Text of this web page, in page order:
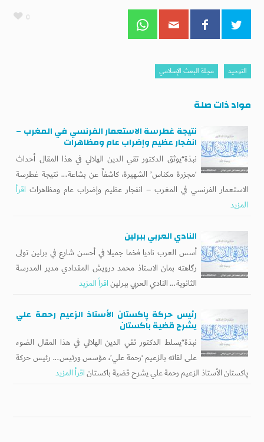
0
التوحيد مجلة البعث الإسلامي
مواد ذات صلة
نتيجة غطرسة الاستعمار الفرنسي في المغرب –
انفجار عظيم وإضراب عام ومظاهرات
نبذة“يوثق الدكتور تقي الدين الهلالي في هذا المقال أحداث
‘مجزرة مكناس’ الشهيرة، كاشفاً عن بشاعة... نتيجة غطرسة
الاستعمار الفرنسي في المغرب – انفجار عظيم وإضراب عام ومظاهرات اقرأ
المزيد
النادي العربي ببرلين
أسس العرب ناديا فخما جميلا في أحسن شارع في برلين تولى
رگاهته بمان الاستاذ محمد درويش المقدادي مدير المدرسة
الثانوية... النادي العربي ببرليناقرأ المزيد
رئيس حركة پاكستان الأستاذ الزعيم رحمة علي
يشرح قضية باكستان
نبذة“يسلط الدكتور تقي الدين الهلالي في هذا المقال الضوء
على لقائه بالزعيم ‘رحمة علي’، مؤسس ورئيس... رئيس حركة
پاكستان الأستاذ الزعيم رحمة علي يشرح قضية باكستاناقرأ المزيد